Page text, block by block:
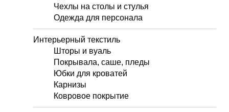
Чехлы на столы и стулья
Одежда для персонала
Интерьерный текстиль
Шторы и вуаль
Покрывала, саше, пледы
Юбки для кроватей
Карнизы
Ковровое покрытие